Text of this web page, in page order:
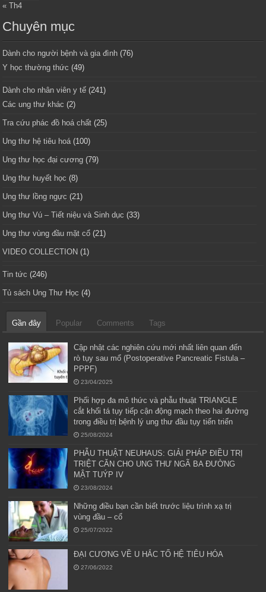
« Th4
Chuyên mục
Dành cho người bệnh và gia đình (76)
Y học thường thức (49)
Dành cho nhân viên y tế (241)
Các ung thư khác (2)
Tra cứu phác đồ hoá chất (25)
Ung thư hệ tiêu hoá (100)
Ung thư học đại cương (79)
Ung thư huyết học (8)
Ung thư lồng ngực (21)
Ung thư Vú – Tiết niệu và Sinh dục (33)
Ung thư vùng đầu mặt cổ (21)
VIDEO COLLECTION (1)
Tin tức (246)
Tủ sách Ung Thư Học (4)
Gần đây Popular Comments Tags
Cập nhật các nghiên cứu mới nhất liên quan đến
rò tụy sau mổ (Postoperative Pancreatic Fistula –
PPPF)
23/04/2025
Phối hợp đa mô thức và phẫu thuật TRIANGLE
cắt khối tá tụy tiếp cận động mạch theo hai đường
trong điều trị bệnh lý ung thư đầu tụy tiến triển
25/08/2024
PHẪU THUẬT NEUHAUS: GIẢI PHÁP ĐIỀU TRỊ
TRIỆT CĂN CHO UNG THƯ NGÃ BA ĐƯỜNG
MẬT TUÝP IV
23/08/2024
Những điều bạn cần biết trước liệu trình xạ trị
vùng đầu – cổ
25/07/2022
ĐẠI CƯƠNG VỀ U HẮC TỐ HỆ TIÊU HÓA
27/06/2022